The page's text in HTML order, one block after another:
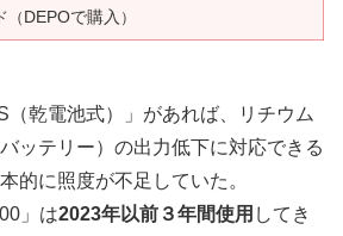
（ DEPOで購入 ）
（乾電池式）」があれば、リチウム
ッテリー）の出力低下に対応できる
的に照度が不足していた。
」は2023年以前３年間使用 してき